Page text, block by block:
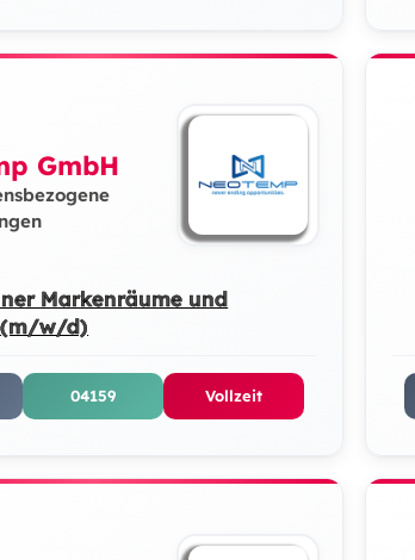
GmbH
Markenräume und
(m/w/d)
04159 Vollzeit